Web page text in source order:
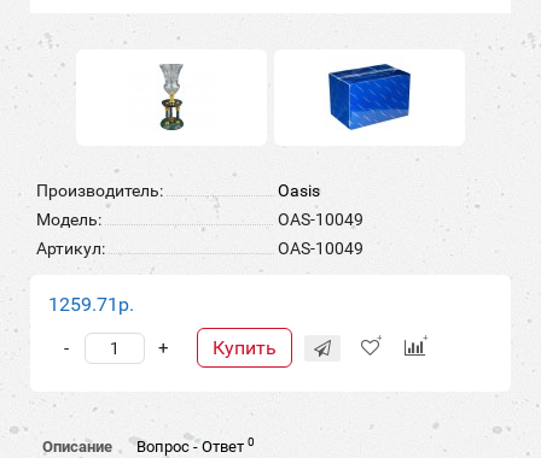
Производитель:
Oasis
Модель:
OAS-10049
Артикул:
OAS-10049
1259.71р.
+
- Купить
Описание Вопрос - Ответ 0